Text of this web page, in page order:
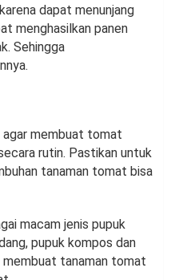
dapat menunjang
menghasilkan panen
Sehingga
agar membuat tomat
rutin. Pastikan untuk
tanaman tomat bisa
macam jenis pupuk
pupuk kompos dan
membuat tanaman tomat